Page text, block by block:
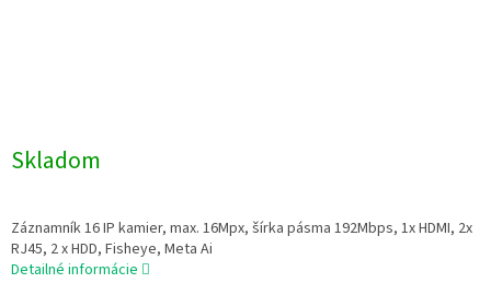
Skladom
Záznamník 16 IP kamier, max. 16Mpx, šírka pásma 192Mbps, 1x HDMI, 2x
RJ45, 2 x HDD, Fisheye, Meta Ai
Detailné informácie